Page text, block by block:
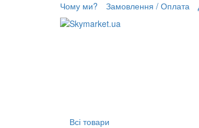
Чому ми? Замовлення / Оплата
Всі товари